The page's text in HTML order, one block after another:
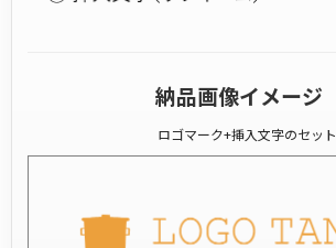
納品画像イメージ
ロゴマーク+挿入文字のセット